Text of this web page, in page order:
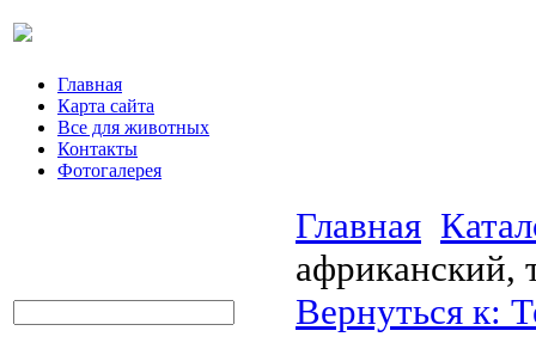
Главная
Карта сайта
Все для животных
Контакты
Фотогалерея
Главная
африканский,
Вернуться к: